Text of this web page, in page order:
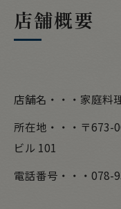
店舗概要
店舗名・・・家庭料
所在地・・・〒673-
ビル 101
電話番号・・・078-